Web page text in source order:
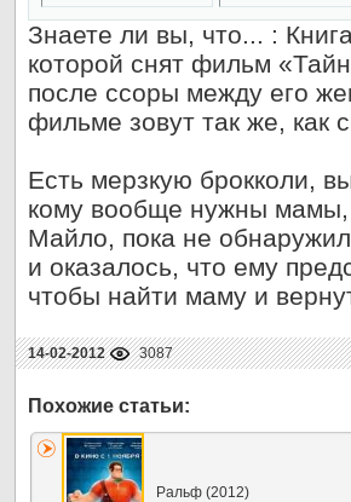
Знаете ли вы, что... :
которой снят фильм
после ссоры между его
фильме зовут так же,
Есть мерзкую брокколи,
кому вообще нужны мамы,
Майло, пока не
и оказалось, что ему
чтобы найти маму и
14-02-2012 3087
Ральф (2012)